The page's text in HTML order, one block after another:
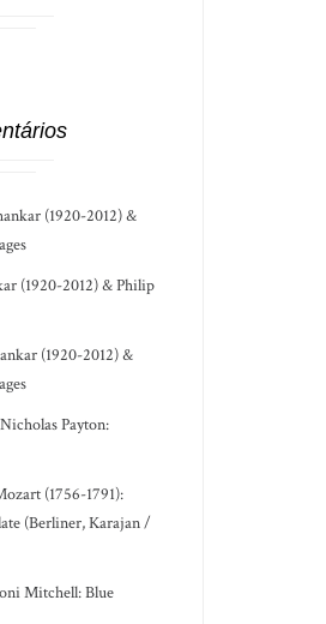
(1920-2012) &
(1920-2012) & Philip
(1920-2012) &
Payton:
(1756-1791):
(Berliner, Karajan /
Mitchell: Blue